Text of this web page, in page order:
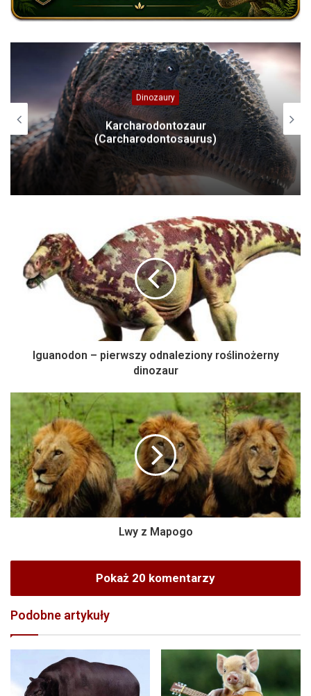
Dinozaury
Superzaur (Supersaurus), Ultrazaur
(Ultrasauros)
Iguanodon – pierwszy odnaleziony roślinożerny
dinozaur
Lwy z Mapogo
Pokaż 20 komentarzy
Podobne artykuły